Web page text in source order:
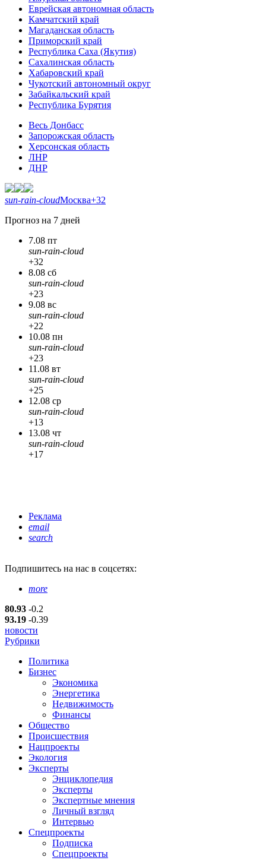
Еврейская автономная область
Камчатский край
Магаданская область
Приморский край
Республика Саха (Якутия)
Сахалинская область
Хабаровский край
Чукотский автономный округ
Забайкальский край
Республика Бурятия
Весь Донбасс
Запорожская область
Херсонская область
ЛНР
ДНР
sun-rain-cloudМосква+32
Прогноз на 7 дней
7.08 пт
sun-rain-cloud
+32
8.08 сб
sun-rain-cloud
+23
9.08 вс
sun-rain-cloud
+22
10.08 пн
sun-rain-cloud
+23
11.08 вт
sun-rain-cloud
+25
12.08 ср
sun-rain-cloud
+13
13.08 чт
sun-rain-cloud
+17
Реклама
email
search
Подпишитесь на нас в соцсетях:
more
80.93 -0.2
93.19 -0.39
новости
Рубрики
Политика
Бизнес
Экономика
Энергетика
Недвижимость
Финансы
Общество
Происшествия
Нацпроекты
Экология
Эксперты
Энциклопедия
Эксперты
Экспертные мнения
Личный взгляд
Интервью
Спецпроекты
Подписка
Спецпроекты